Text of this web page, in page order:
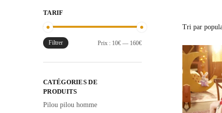
TARIF
Prix
Prix
Filtrer Prix : 10€— 160€
CATÉGORIES DE
PRODUITS
Pilou pilou homme